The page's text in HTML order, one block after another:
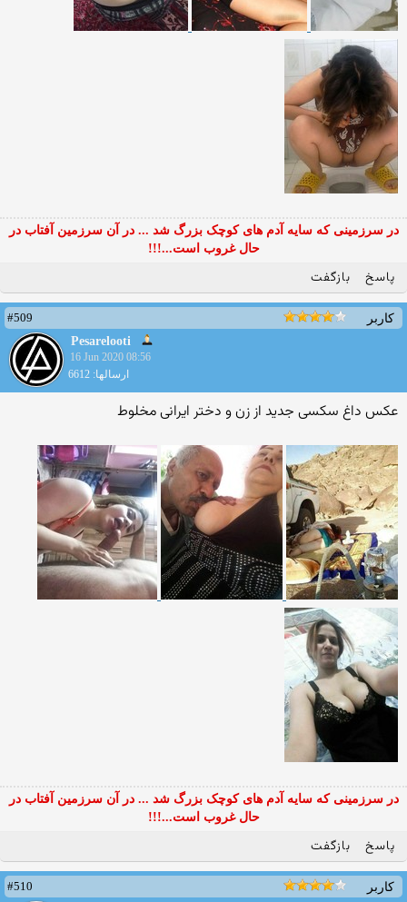
در سرزمینی که سایه آدم های کوچک بزرگ شد ... در آن سرزمین آفتاب در
حال غروب است...!!!
پاسخ بازگفت
کاربر
#509
Pesarelooti
16 Jun 2020 08:56
ارسالها: 6612
عکس داغ سکسی جدید از زن و دختر ایرانی مخلوط
در سرزمینی که سایه آدم های کوچک بزرگ شد ... در آن سرزمین آفتاب در
حال غروب است...!!!
پاسخ بازگفت
کاربر
#510